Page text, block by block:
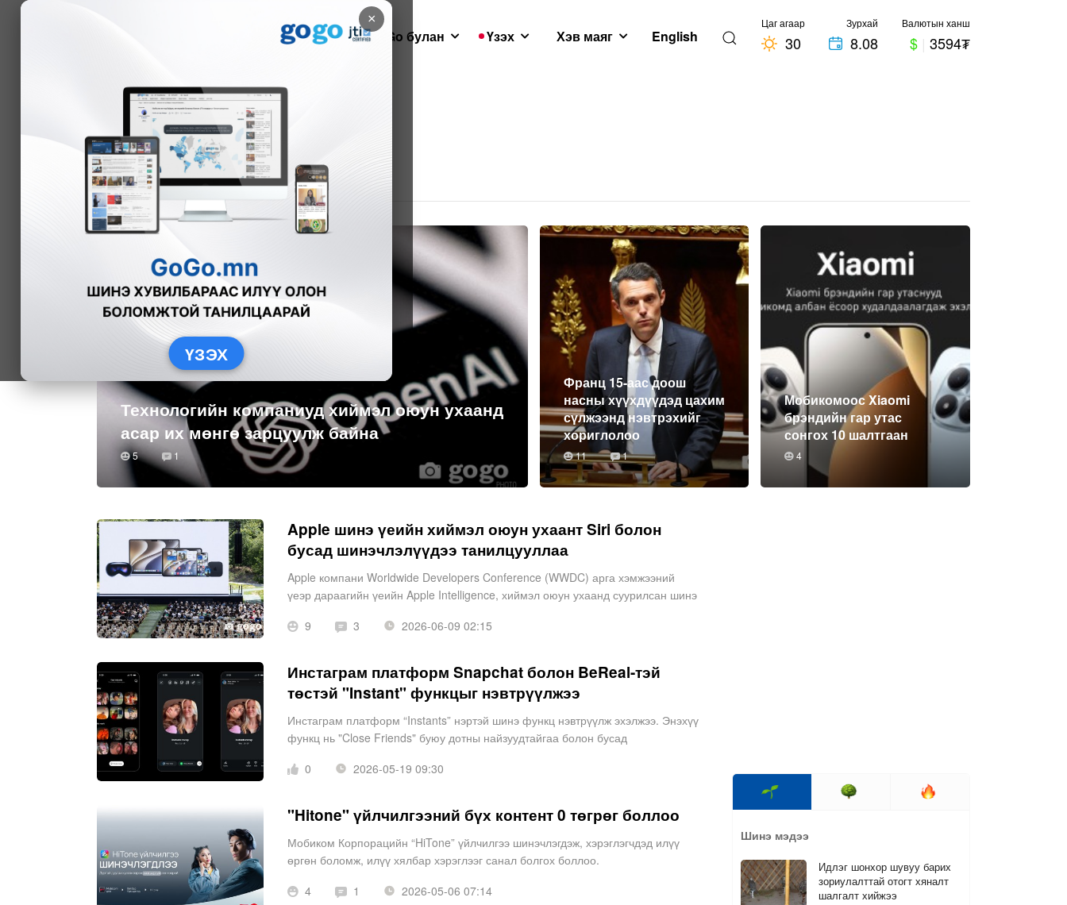
×
ҮЗЭХ
Мэдээ GoGo булан Үзэх Хэв маяг English
Цаг агаар
30
Зурхай
8.08
Валютын ханш
$ | 3594₮
Технологи
Бүгд Харилцаа холбоо
Технологийн компаниуд хиймэл оюун ухаанд
асар их мөнгө зарцуулж байна
5 1
Франц 15-аас доош
насны хүүхдүүдэд цахим
сүлжээнд нэвтрэхийг
хориглолоо
11 1
Мобикомоос Xiaomi
брэндийн гар утас
сонгох 10 шалтгаан
4
Apple шинэ үеийн хиймэл оюун ухаант Siri болон
бусад шинэчлэлүүдээ танилцууллаа
Apple компани Worldwide Developers Conference (WWDC) арга хэмжээний
үеэр дараагийн үеийн Apple Intelligence, хиймэл оюун ухаанд суурилсан шинэ
9
3 2026-06-09 02:15
Инстаграм платформ Snapchat болон BeReal-тэй
төстэй "Instant" функцыг нэвтрүүлжээ
Инстаграм платформ “Instants” нэртэй шинэ функц нэвтрүүлж эхэлжээ. Энэхүү
функц нь "Close Friends" буюу дотны найзуудтайгаа болон бусад
0
2026-05-19 09:30
"Hitone" үйлчилгээний бүх контент 0 төгрөг боллоо
Мобиком Корпорацийн “HiTone” үйлчилгээ шинэчлэгдэж, хэрэглэгчдэд илүү
өргөн боломж, илүү хялбар хэрэглээг санал болгох боллоо.
4
1 2026-05-06 07:14
Шинэ мэдээ
Идлэг шонхор шувуу барих
зориулалттай отогт хяналт
шалгалт хийжээ